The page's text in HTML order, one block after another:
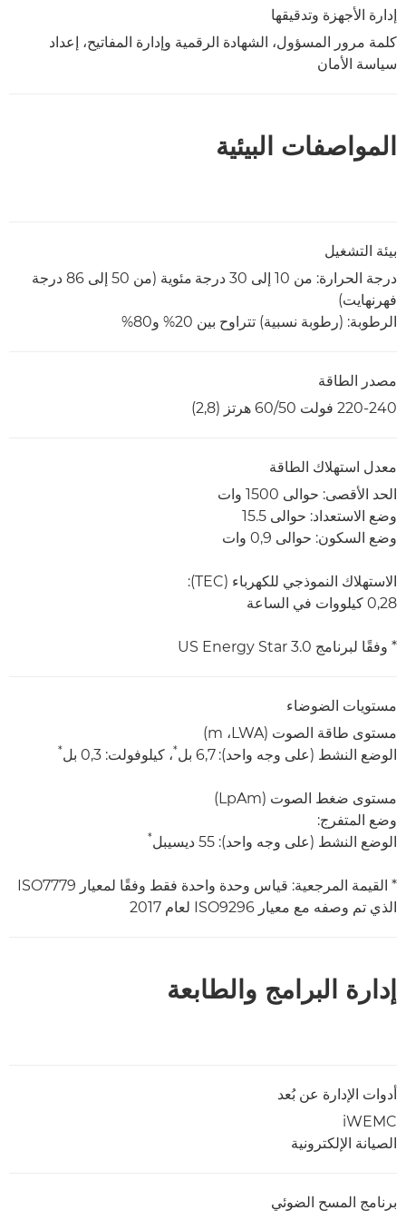
إدارة الأجهزة وتدقيقها
كلمة مرور المسؤول، الشهادة الرقمية وإدارة المفاتيح، إعداد
سياسة الأمان
المواصفات البيئية
بيئة التشغيل
درجة الحرارة: من 10 إلى 30 درجة
مئوية (من 50 إلى 86 درجة
فهرنهايت)
الرطوبة: (رطوبة نسبية) تتراوح بين 20% و80%
مصدر الطاقة
220-240 فولت 50/‏60 هرتز (2,8)
معدل استهلاك الطاقة
الحد الأقصى: حوالى 1500 وات
وضع الاستعداد: حوالى 15.5
وضع السكون: حوالى 0,9 وات
الاستهلاك النموذجي للكهرباء (TEC):
0,28 كيلووات في الساعة
* وفقًا لبرنامج US Energy Star 3.0
مستويات الضوضاء
مستوى طاقة الصوت (LWA،‏ m)
الوضع النشط (على وجه واحد): 6,7 بل
*، كيلوفولت: 0,3 بل *
مستوى ضغط الصوت (LpAm)
وضع المتفرج:
الوضع النشط (على وجه واحد): 55 ديسيبل
*
* القيمة المرجعية: قياس وحدة واحدة فقط وفقًا لمعيار ISO7779
الذي تم وصفه مع معيار ISO9296 لعام 2017
إدارة البرامج والطابعة
أدوات الإدارة عن بُعد
iWEMC
الصيانة الإلكترونية
برنامج المسح الضوئي